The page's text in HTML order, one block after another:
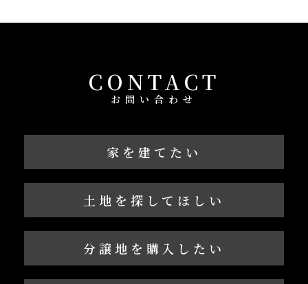
CONTACT
お問い合わせ
家を建てたい
土地を探してほしい
分譲地を購入したい